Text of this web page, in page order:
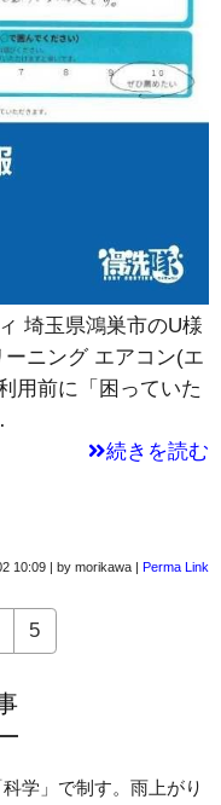
埼玉県鴻巣市のU様
ニング エアコン(エ
前に「困っていた
続きを読む
10:09 | by morikawa | Perma Link
5
学」で制す。雨上がり